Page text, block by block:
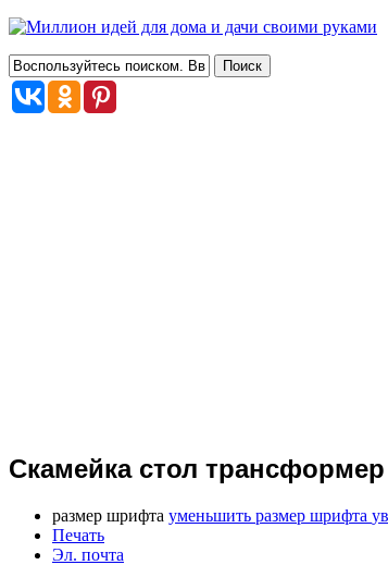
Скамейка стол
размер шрифта уменьшить размер шрифта
Печать
Эл. почта